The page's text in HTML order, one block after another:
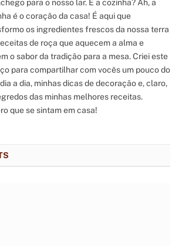
para o nosso lar. E a cozinha? Ah, a
é o coração da casa! É aqui que
os ingredientes frescos da nossa terra
de roça que aquecem a alma e
o sabor da tradição para a mesa. Criei este
para compartilhar com vocês um pouco do
a dia, minhas dicas de decoração e, claro,
das minhas melhores receitas.
que se sintam em casa!